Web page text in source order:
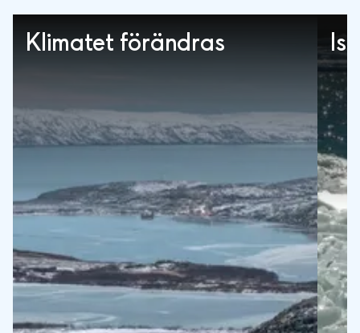
Klimatet förändras Is